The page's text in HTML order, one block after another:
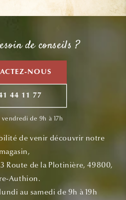
de conseils ?
NOUS
44 11 77
de 9h à 17h
de venir découvrir notre
magasin,
Route de la Plotinière, 49800,
Authion.
au samedi de 9h à 19h